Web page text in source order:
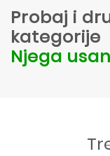
Probaj i
kategorije
Njega